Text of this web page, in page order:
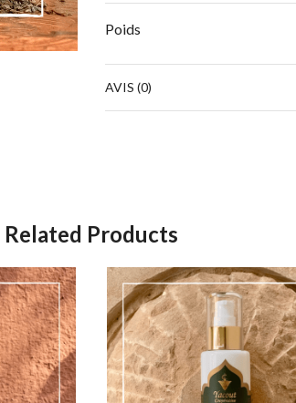
Poids
AVIS (0)
Related Products